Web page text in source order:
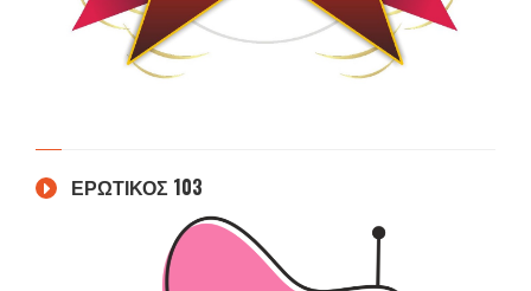
ΕΡΩΤΙΚΟΣ 103